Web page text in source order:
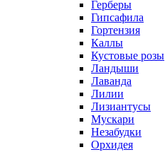
Герберы
Гипсафила
Гортензия
Каллы
Кустовые розы
Ландыши
Лаванда
Лилии
Лизиантусы
Мускари
Незабудки
Орхидея